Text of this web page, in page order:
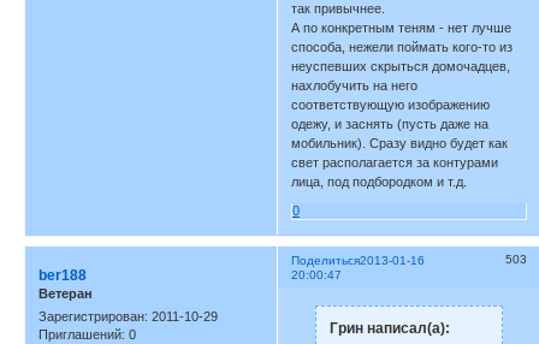
так привычнее.
А по конкретным теням - нет лучше
способа, нежели поймать кого-то из
неуспевших скрыться домочадцев,
нахлобучить на него
соответствующую изображению
одежу, и заснять (пусть даже на
мобильник). Сразу видно будет как
свет располагается за контурами
лица, под подбородком и т.д.
0
Поделиться 503
2013-01-16
20:00:47
ber188
Ветеран
Зарегистрирован: 2011-10-29
Приглашений: 0
Грин написал(а):